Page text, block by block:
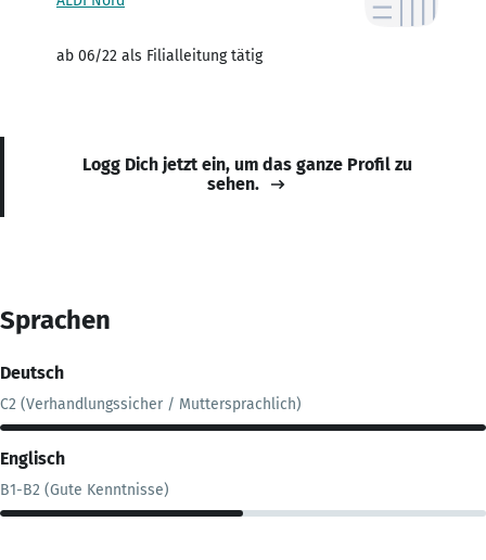
ab 06/22 als Filialleitung tätig
Logg Dich jetzt ein, um das ganze Profil zu
sehen.
Sprachen
Deutsch
C2 (Verhandlungssicher / Muttersprachlich)
Englisch
B1-B2 (Gute Kenntnisse)